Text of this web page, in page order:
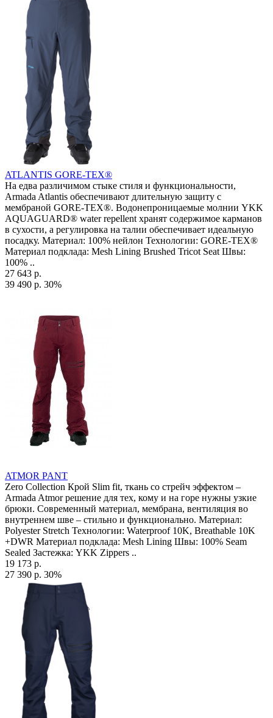
ATLANTIS GORE-TEX®
На едва различимом стыке стиля и функциональности,
Armada Atlantis обеспечивают длительную защиту с
мембраной GORE-TEX®. Водонепроницаемые молнии YKK
AQUAGUARD® water repellent хранят содержимое карманов
в сухости, а регулировка на талии обеспечивает идеальную
посадку. Материал: 100% нейлон Технологии: GORE-TEX®
Материал подклада: Mesh Lining Brushed Tricot Seat Швы:
100% ..
27 643 р.
39 490 р. 30%
ATMOR PANT
Zero Collection Крой Slim fit, ткань со стрейч эффектом –
Armada Atmor решение для тех, кому и на горе нужны узкие
брюки. Современный материал, мембрана, вентиляция во
внутреннем шве – стильно и функционально. Материал:
Polyester Stretch Технологии: Waterproof 10K, Breathable 10K
+DWR Материал подклада: Mesh Lining Швы: 100% Seam
Sealed Застежка: YKK Zippers ..
19 173 р.
27 390 р. 30%